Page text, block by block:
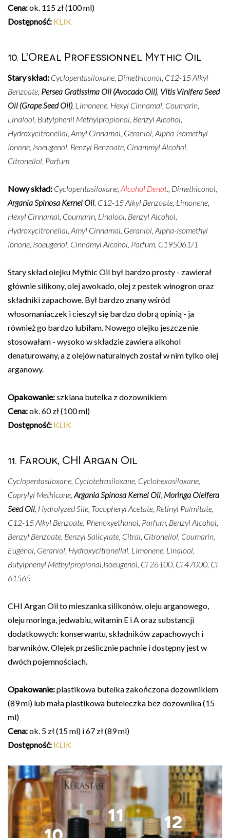
Cena:ok. 115 zł (100 ml)
Dostępność: KLIK
10. L'Oreal Professionnel Mythic Oil
Stary skład: Cyclopentasiloxane, Dimethiconol, C12-15 Alkyl
Benzoate, Persea Gratissima Oil (Avocado Oil), Vitis Vinifera Seed
Oil (Grape Seed Oil), Limonene, Hexyl Cinnamal, Coumarin,
Linalool, Butylphenil Methylpropional, Benzyl Alcohol,
Hydroxycitronellal, Amyl Cinnamal, Geraniol, Alpha-Isomethyl
Ionone, Isoeugenol, Benzyl Benzoate, Cinammyl Alcohol,
Citronellol, Parfum
Nowy skład: Cyclopentasiloxane, Alcohol Denat., Dimethiconol,
Argania Spinosa Kernel Oil, C12-15 Alkyl Benzoate, Limonene,
Hexyl Cinnamal, Coumarin, Linalool, Benzyl Alcohol,
Hydroxycitronellal, Amyl Cinnamal, Geraniol, Alpha-Isomethyl
Ionone, Isoeugenol, Cinnamyl Alcohol, Parfum, C195061/1
Stary skład olejku Mythic Oil był bardzo prosty - zawierał
głównie silikony, olej awokado, olej z pestek winogron oraz
składniki zapachowe. Był bardzo znany wśród
włosomaniaczek i cieszył się bardzo dobrą opinią - ja
również go bardzo lubiłam. Nowego olejku jeszcze nie
stosowałam - wysoko w składzie zawiera alkohol
denaturowany, a z olejów naturalnych został w nim tylko olej
arganowy.
Opakowanie:szklana butelka z dozownikiem
Cena:ok. 60 zł (100 ml)
Dostępność: KLIK
11. Farouk, CHI Argan Oil
Cyclopentasiloxane, Cyclotetrasiloxane, Cyclohexasiloxane,
Caprylyl Methicone, Argania Spinosa Kernel Oil, Moringa Oleifera
Seed Oil, Hydrolyzed Silk, Tocopheryl Acetate, Retinyl Palmitate,
C12-15 Alkyl Benzoate, Phenoxyethanol, Parfum, Benzyl Alcohol,
Benzyl Benzoate, Benzyl Salicylate, Citral, Citronellol, Coumarin,
Eugenol, Geraniol, Hydroxycitronellal, Limonene, Linalool,
Butylphenyl Methylpropional,Isoeugenol, CI 26100, CI 47000, CI
61565
CHI Argan Oil to mieszanka silikonów, oleju arganowego,
oleju moringa, jedwabiu, witamin E i A oraz substancji
dodatkowych: konserwantu, składników zapachowych i
barwników. Olejek prześlicznie pachnie i dostępny jest w
dwóch pojemnościach.
Opakowanie:plastikowa butelka zakończona dozownikiem
(89 ml) lub mała plastikowa buteleczka bez dozownika (15
ml)
Cena:ok. 5 zł (15 ml) i 67 zł (89 ml)
Dostępność: KLIK